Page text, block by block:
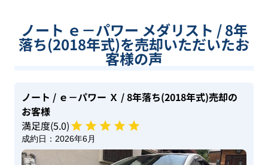
ノート ｅ－パワー メダリスト / 8年
落ち(2018年式)を売却いただいたお
客様の声
ノート / ｅ－パワー Ｘ / 8年落ち(2018年式)売却の
お客様
満足度(5.0)
成約日： 2026年6月